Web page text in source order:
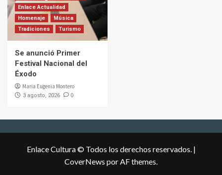
Enlace Actualidad
Homenaje
Música
Tradiciones
Turismo
Se anunció Primer
Festival Nacional del
Éxodo
Maria Eugenia Montero
3 agosto, 2026 0
Enlace Cultura © Todos los derechos reservados. |
CoverNews por AF themes.